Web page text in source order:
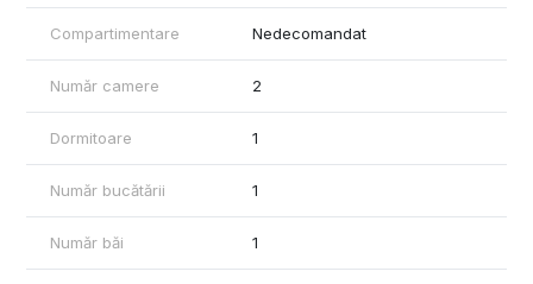
- Garanție: 550 EUR
- Comision agenție: 385 EUR (negociabil)
La semnarea contractului se achită chiria pe prima lună,
Pentru informații suplimentare și programări:
Ene Liliana – Consultant imobiliar Mag Invest
0746.252.252
Compartimentare Nedecomandat
Număr camere 2
Dormitoare 1
Număr bucătării 1
Număr băi 1